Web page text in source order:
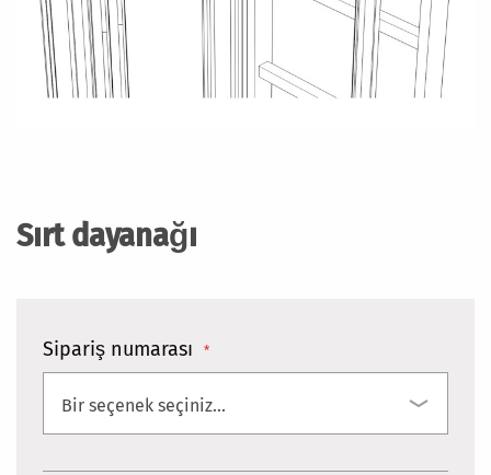
Sırt dayanağı
Sipariş numarası
git